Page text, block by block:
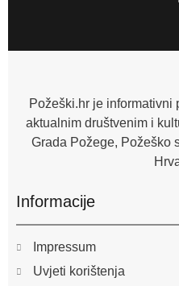
Požeški.hr je informativni
aktualnim društvenim i
Grada Požege, Požeško
Informacije
Impressum
Uvjeti korištenja